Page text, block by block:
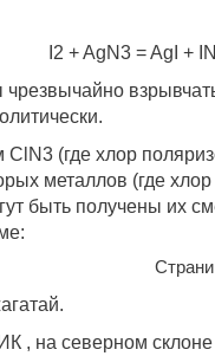
I2 + AgN3 = AgI +
чрезвычайно
(где хлор
металлов (где
быть получены их
на северном склоне